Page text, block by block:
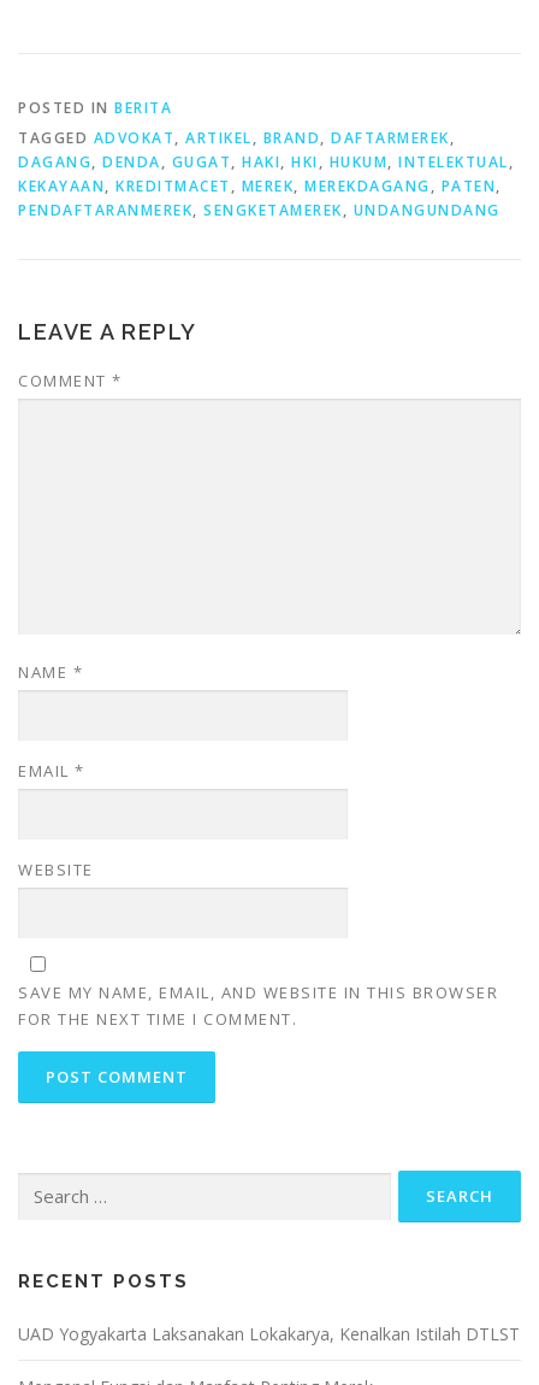
POSTED IN BERITA
TAGGED ADVOKAT, ARTIKEL, BRAND, DAFTARMEREK,
DAGANG, DENDA, GUGAT, HAKI, HKI, HUKUM, INTELEKTUAL,
KEKAYAAN, KREDITMACET , MEREK, MEREKDAGANG, PATEN,
PENDAFTARANMEREK, SENGKETAMEREK, UNDANGUNDANG
LEAVE A REPLY
COMMENT *
NAME *
EMAIL *
WEBSITE
SAVE MY NAME, EMAIL, AND WEBSITE IN THIS BROWSER
FOR THE NEXT TIME I COMMENT.
for:
RECENT POSTS
UAD Yogyakarta Laksanakan Lokakarya, Kenalkan Istilah DTLST